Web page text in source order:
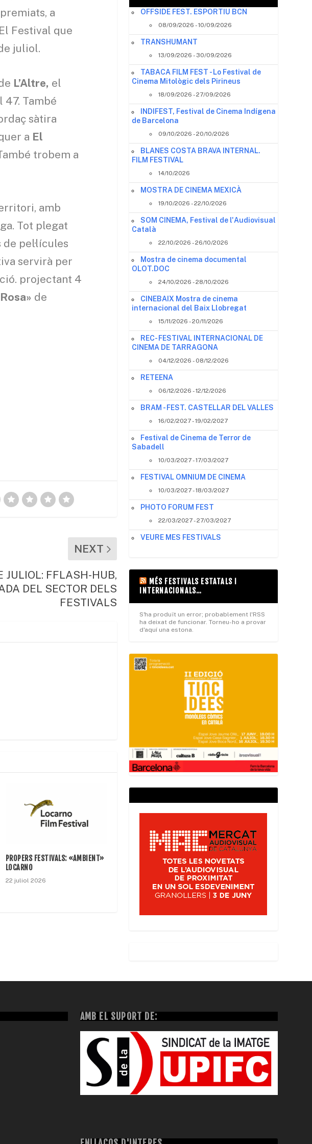
a
Festival que
juliol.
L’Altre, el
També
sàtira
a El
trobem a
amb
Tot plegat
pel·lícules
servirà per
projectant 4
de
NEXT
JULIOL: FFLASH-HUB,
DEL SECTOR DELS
FESTIVALS
PROPERS FESTIVALS: «AMBIENT»
LOCARNO
22 juliol 2026
OFFSIDE FEST. ESPORTIU BCN
08/09/2026 - 10/09/2026
TRANSHUMANT
13/09/2026 - 30/09/2026
TABACA FILM FEST - Lo Festival de
Cinema Mitològic dels Pirineus
18/09/2026 - 27/09/2026
INDIFEST, Festival de Cinema Indígena
de Barcelona
09/10/2026 - 20/10/2026
BLANES COSTA BRAVA INTERNAL.
FILM FESTIVAL
14/10/2026
MOSTRA DE CINEMA MEXICÀ
19/10/2026 - 22/10/2026
SOM CINEMA, Festival de l'Audiovisual
Català
22/10/2026 - 26/10/2026
Mostra de cinema documental
OLOT.DOC
24/10/2026 - 28/10/2026
CINEBAIX Mostra de cinema
internacional del Baix Llobregat
15/11/2026 - 20/11/2026
REC- FESTIVAL INTERNACIONAL DE
CINEMA DE TARRAGONA
04/12/2026 - 08/12/2026
RETEENA
06/12/2026 - 12/12/2026
BRAM - FEST. CASTELLAR DEL VALLES
16/02/2027 - 19/02/2027
Festival de Cinema de Terror de
Sabadell
10/03/2027 - 17/03/2027
FESTIVAL OMNIUM DE CINEMA
10/03/2027 - 18/03/2027
PHOTO FORUM FEST
22/03/2027 - 27/03/2027
VEURE MES FESTIVALS
MÉS FESTIVALS ESTATALS I
INTERNACIONALS…
S'ha produït un error; probablement l'RSS
ha deixat de funcionar. Torneu-ho a provar
d'aquí una estona.
AMB EL SUPORT DE: